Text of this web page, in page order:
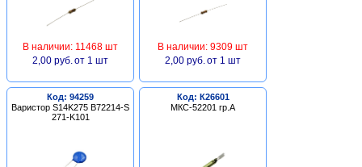
В наличии: 11468 шт
2,00 руб. от 1 шт
В наличии: 9309 шт
2,00 руб. от 1 шт
Код: 94259
Варистор S14K275 B72214-S
271-K101
Код: К26601
МКС-52201 гр.А